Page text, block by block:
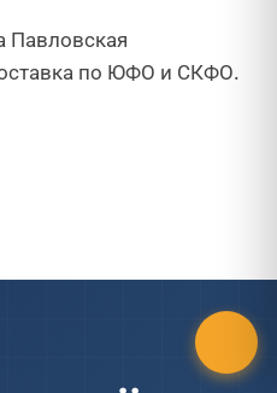
Павловская
по ЮФО и СКФО.